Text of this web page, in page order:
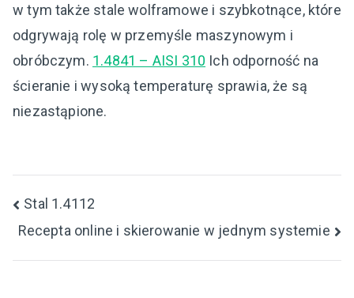
w tym także stale wolframowe i szybkotnące, które
odgrywają rolę w przemyśle maszynowym i
obróbczym. 1.4841 – AISI 310 Ich odporność na
ścieranie i wysoką temperaturę sprawia, że są
niezastąpione.
Nawigacja
wpisu
Stal 1.4112
Recepta online i skierowanie w jednym systemie